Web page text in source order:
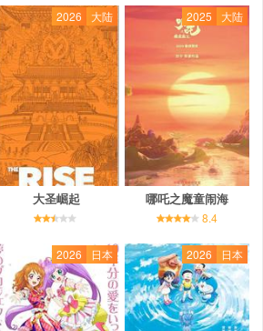
2026 大陆
大圣崛起
2025 大陆
哪吒之魔童闹海
8.4
2026 日本 2026 日本